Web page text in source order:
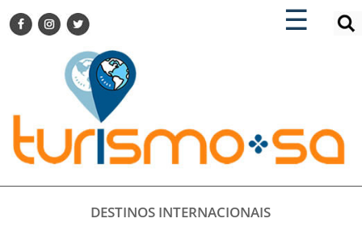
☰
×
TURISMO SA FOR BUSINESS
DESTINOS NACIONAIS
DESTINOS INTERNACIONAIS
CITY BREAK
TURISMO E MERCADO
EVENTOS
×
ENCONTRE SUA NOTÍCIA
DESTINOS INTERNACIONAIS